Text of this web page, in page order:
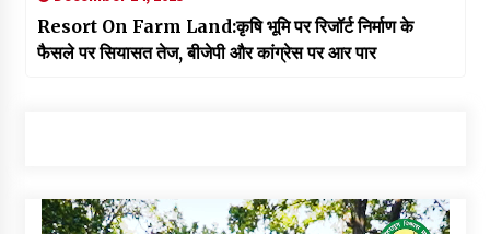
Resort On Farm Land:कृषि भूमि पर रिजॉर्ट निर्माण के
फैसले पर सियासत तेज, बीजेपी और कांग्रेस पर आर पार